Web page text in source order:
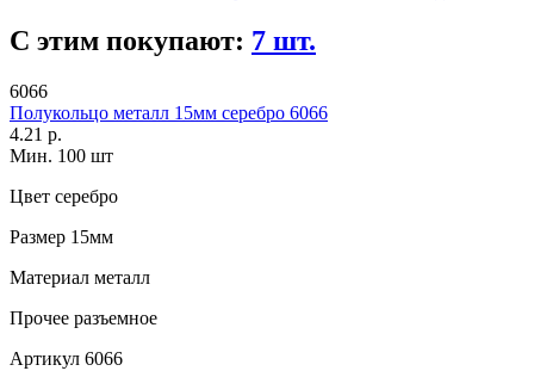
С этим покупают: 7 шт.
6066
Полукольцо металл 15мм серебро 6066
4.21 р.
Мин. 100 шт
Цвет серебро
Размер 15мм
Материал металл
Прочее разъемное
Артикул 6066